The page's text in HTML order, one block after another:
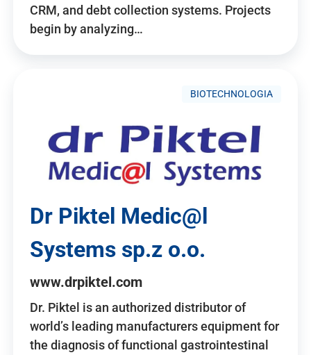
CRM, and debt collection systems. Projects
begin by analyzing…
BIOTECHNOLOGIA
Dr Piktel Medic@l
Systems sp.z o.o.
www.drpiktel.com
Dr. Piktel is an authorized distributor of
world’s leading manufacturers equipment for
the diagnosis of functional gastrointestinal